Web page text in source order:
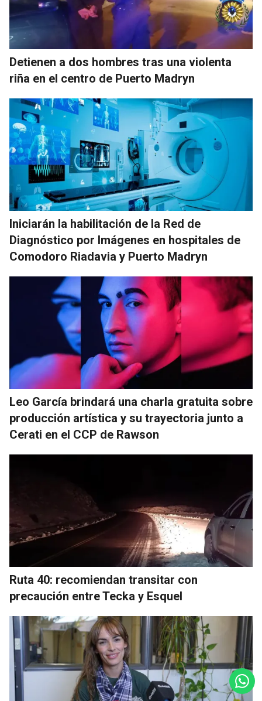
Detienen a dos hombres tras una violenta
riña en el centro de Puerto Madryn
Iniciarán la habilitación de la Red de
Diagnóstico por Imágenes en hospitales de
Comodoro Riadavia y Puerto Madryn
Leo García brindará una charla gratuita sobre
producción artística y su trayectoria junto a
Cerati en el CCP de Rawson
Ruta 40: recomiendan transitar con
precaución entre Tecka y Esquel